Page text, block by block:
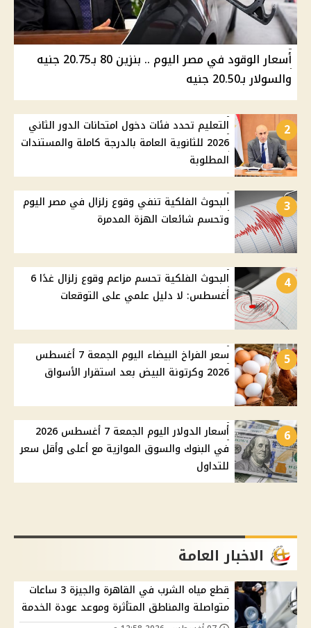
أسعار الوقود في مصر اليوم .. بنزين 80 بـ20.75 جنيه
والسولار بـ20.50 جنيه
2
التعليم تحدد فئات دخول امتحانات الدور الثاني
2026 للثانوية العامة بالدرجة كاملة والمستندات
المطلوبة
3
البحوث الفلكية تنفي وقوع زلزال في مصر اليوم
وتحسم شائعات الهزة المدمرة
4
البحوث الفلكية تحسم مزاعم وقوع زلزال غدًا 6
أغسطس: لا دليل علمي على التوقعات
5
سعر الفراخ البيضاء اليوم الجمعة 7 أغسطس
2026 وكرتونة البيض بعد استقرار الأسواق
6
أسعار الدولار اليوم الجمعة 7 أغسطس 2026
في البنوك والسوق الموازية مع أعلى وأقل سعر
للتداول
الاخبار العامة
قطع مياه الشرب في القاهرة والجيزة 3 ساعات
متواصلة والمناطق المتأثرة وموعد عودة الخدمة